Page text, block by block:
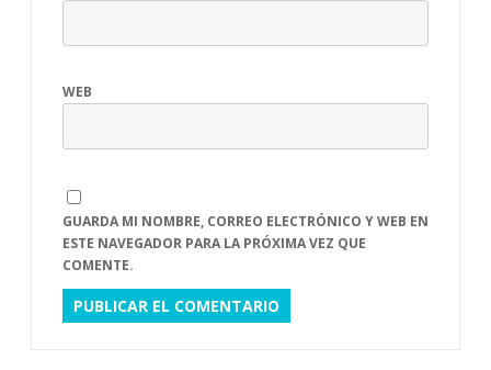
WEB
GUARDA MI NOMBRE, CORREO ELECTRÓNICO Y WEB EN
ESTE NAVEGADOR PARA LA PRÓXIMA VEZ QUE
COMENTE.